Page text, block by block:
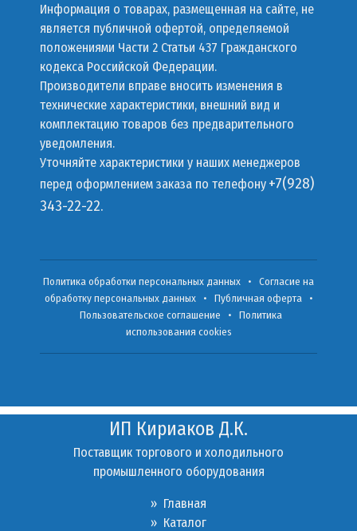
Информация о товарах, размещенная на сайте, не
является публичной офертой, определяемой
положениями Части 2 Статьи 437 Гражданского
кодекса Российской Федерации.
Производители вправе вносить изменения в
технические характеристики, внешний вид и
комплектацию товаров без предварительного
уведомления.
Уточняйте характеристики у наших менеджеров
перед оформлением заказа по телефону +7(928)
343-22-22.
Политика обработки персональных данных • Согласие на
обработку персональных данных• Публичная оферта
•
Пользовательское соглашение • Политика
использования cookies
ИП Кириаков Д.К.
Поставщик торгового и холодильного
промышленного оборудования
» Главная
» Каталог